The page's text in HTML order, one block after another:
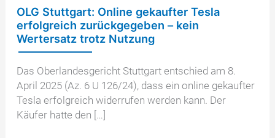
OLG Stuttgart: Online gekaufter Tesla
erfolgreich zurückgegeben – kein
Wertersatz trotz Nutzung
Das Oberlandesgericht Stuttgart entschied am 8.
April 2025 (Az. 6 U 126/24), dass ein online gekaufter
Tesla erfolgreich widerrufen werden kann. Der
Käufer hatte den […]